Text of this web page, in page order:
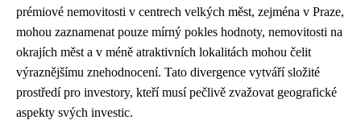
prémiové nemovitosti v centrech velkých měst, zejména v Praze,
mohou zaznamenat pouze mírný pokles hodnoty, nemovitosti na
okrajích měst a v méně atraktivních lokalitách mohou čelit
výraznějšímu znehodnocení. Tato divergence vytváří složité
prostředí pro investory, kteří musí pečlivě zvažovat geografické
aspekty svých investic.